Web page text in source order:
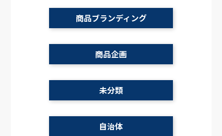
商品ブランディング
商品企画
未分類
自治体